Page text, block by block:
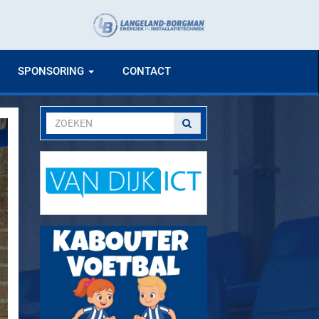
SPONSORING CONTACT